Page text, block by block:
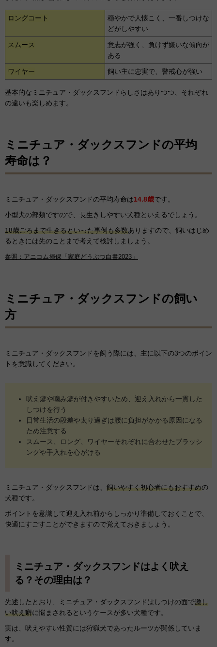
ロングコート
穏やかで人懐こく、一番しつけな
どがしやすい
スムース
意志が強く、負けず嫌いな傾向が
ある
ワイヤー 飼い主に忠実で、警戒心が強い
基本的なミニチュア・ダックスフンドらしさはありつつ、それぞれ
の違いも楽しめます。
ミニチュア・ダックスフンドの平均
寿命は？
ミニチュア・ダックスフンドの平均寿命は14.8歳です。
小型犬の部類ですので、長生きしやすい犬種といえるでしょう。
18歳ごろまで生きるといった事例も多数ありますので、飼いはじめ
るときには先のことまで考えて検討しましょう。
参照：アニコム損保「家庭どうぶつ白書2023」
ミニチュア・ダックスフンドの飼い
方
ミニチュア・ダックスフンドを飼う際には、主に以下の3つのポイン
トを意識してください。
吠え癖や噛み癖が付きやすいため、迎え入れから一貫した
しつけを行う
日常生活の段差や太り過ぎは腰に負担がかかる原因になる
ため注意する
スムース、ロング、ワイヤーそれぞれに合わせたブラッシ
ングや手入れを心がける
ミニチュア・ダックスフンドは、 飼いやすく初心者にもおすすめの
犬種です。
ポイントを意識して迎え入れ前からしっかり準備しておくことで、
快適にすごすことができますので覚えておきましょう。
ミニチュア・ダックスフンドはよく吠え
る？その理由は？
先述したとおり、ミニチュア・ダックスフンドはしつけの面で激し
い吠え癖に悩まされるというケースが多い犬種です。
実は、吠えやすい性質には狩猟犬であったルーツが関係していま
す。